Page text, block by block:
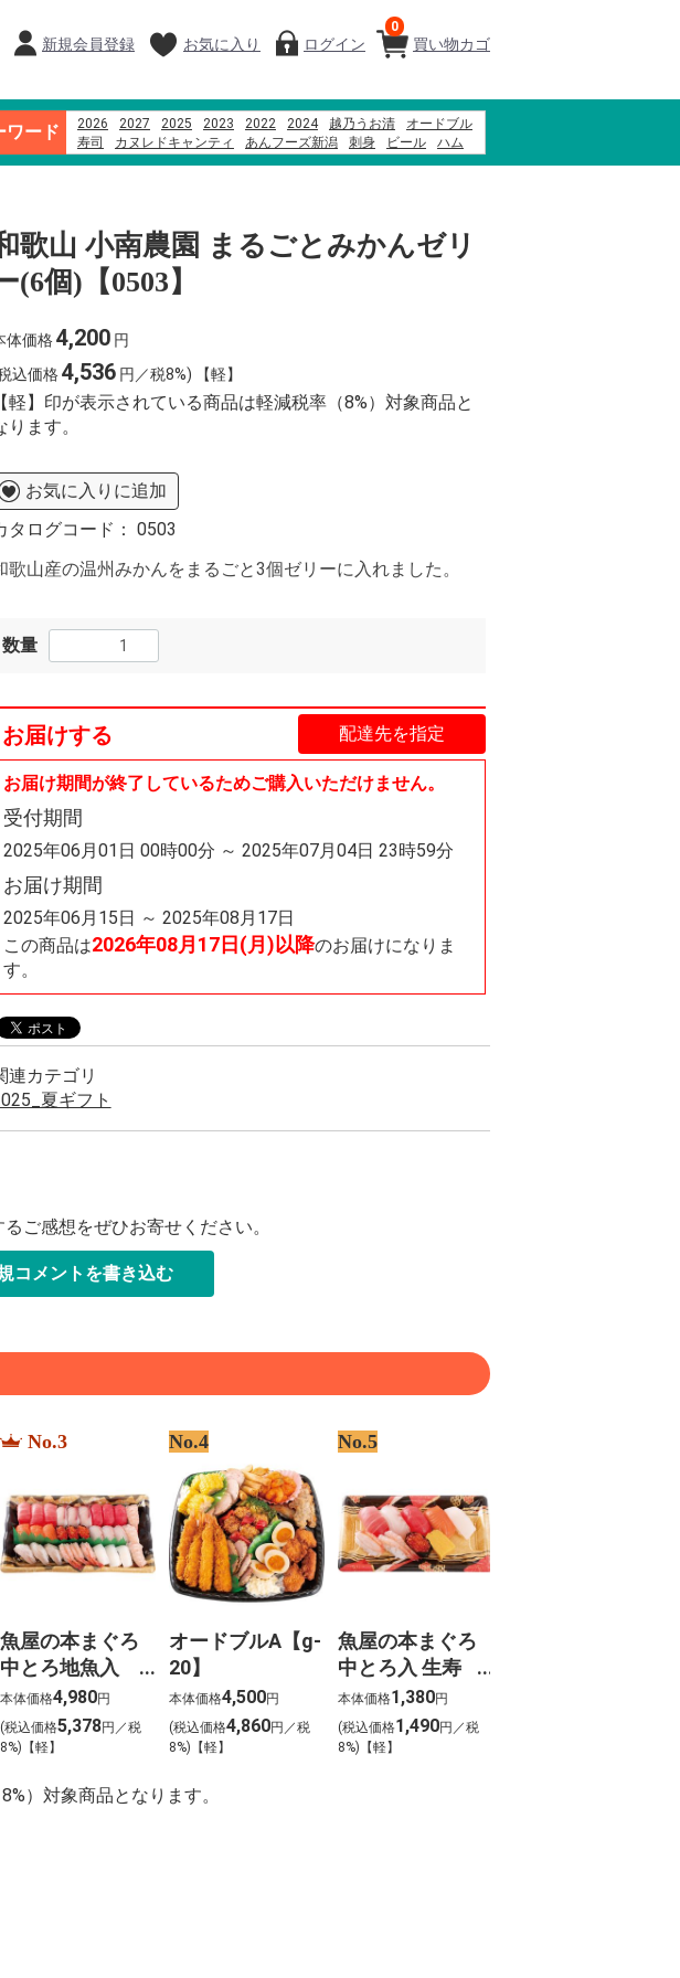
買い物カゴ
0
新規会員登録 お気に入り ログイン
ワード 2026 2027 2025 2023 2022 2024 越乃うお清
オードブル
寿司
カヌレドキャンティ あんフーズ新潟 刺身 ビール
ハム
歌山 小南農園 まるごとみかんゼリ
(6個)【0503】
体価格4,200円
込価格4,536円／税8%) 【軽】
【軽】印が表示されている商品は軽減税率（8%）対象商品と
ります。
お気に入りに追加
タログコード： 0503
歌山産の温州みかんをまるごと3個ゼリーに入れました。
数量
お届けする 配達先を指定
お届け期間が終了しているためご購入いただけません。
受付期間
2025年06月01日 00時00分 ～ 2025年07月04日 23時59分
お届け期間
2025年06月15日 ～ 2025年08月17日
この商品は2026年08月17日(月)以降のお届けになりま
す。
連カテゴリ
夏ギフト
ご感想をぜひお寄せください。
コメントを書き込む
No.3
魚屋の本まぐろ
中とろ地魚入
上生寿司 瑞穂
（みずほ）わさ
び抜き【g-3】
本体価格4,980円
(税込価格5,378円／税
8%)【軽】
No.4
オードブルA【g-
20】
本体価格4,500円
(税込価格4,860円／税
8%)【軽】
No.5
魚屋の本まぐろ
中とろ入 生寿
司 華（はな）
わさび抜き【g-
5】
本体価格1,380円
(税込価格1,490円／税
8%)【軽】
）対象商品となります。